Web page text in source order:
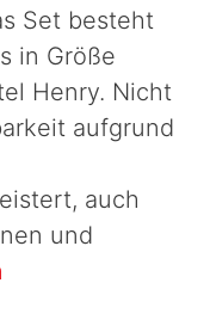
Set besteht
in Größe
Henry. Nicht
aufgrund
auch
und